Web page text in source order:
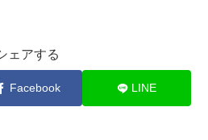
ェアする
Facebook LINE